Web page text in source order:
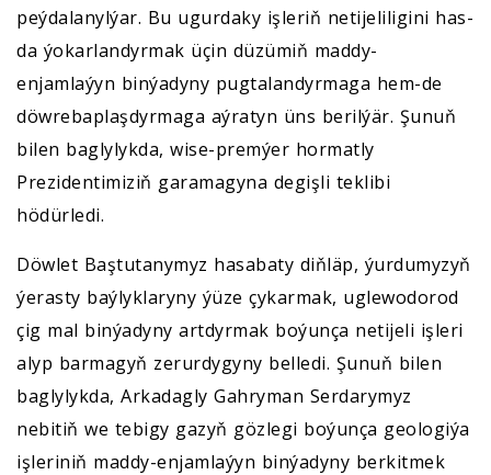
peýdalanylýar. Bu ugurdaky işleriň netijeliligini has-
da ýokarlandyrmak üçin düzümiň maddy-
enjamlaýyn binýadyny pugtalandyrmaga hem-de
döwrebaplaşdyrmaga aýratyn üns berilýär. Şunuň
bilen baglylykda, wise-premýer hormatly
Prezidentimiziň garamagyna degişli teklibi
hödürledi.
Döwlet Baştutanymyz hasabaty diňläp, ýurdumyzyň
ýerasty baýlyklaryny ýüze çykarmak, uglewodorod
çig mal binýadyny artdyrmak boýunça netijeli işleri
alyp barmagyň zerurdygyny belledi. Şunuň bilen
baglylykda, Arkadagly Gahryman Serdarymyz
nebitiň we tebigy gazyň gözlegi boýunça geologiýa
işleriniň maddy-enjamlaýyn binýadyny berkitmek